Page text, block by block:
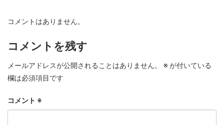
コメントはありません。
コメントを残す
メールアドレスが公開されることはありません。 ※が付いている
欄は必須項目です
コメント ※